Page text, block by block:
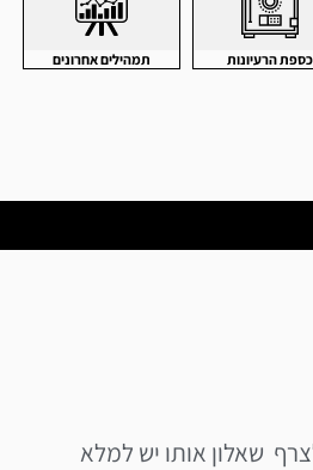
כספת הרעיונות תמהילים אחרונים
שאלון אותו יש למלא